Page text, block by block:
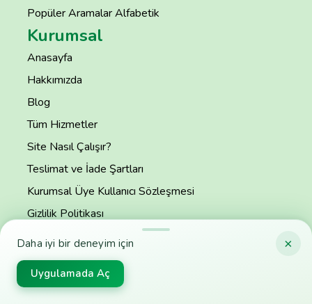
×
Daha iyi bir deneyim için
Uygulamada Aç
Popüler Aramalar Alfabetik
Kurumsal
Anasayfa
Hakkımızda
Blog
Tüm Hizmetler
Site Nasıl Çalışır?
Teslimat ve İade Şartları
Kurumsal Üye Kullanıcı Sözleşmesi
Gizlilik Politikası
S.S.S
İletişim